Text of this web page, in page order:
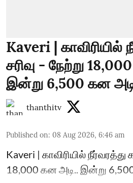
Kaveri | காவிரியில்
சரிவு - நேற்று
இன்று 6,500 கன
thanthitv
Published on: 08 Aug 2026, 6:46 am
Kaveri | காவிரியில் நீர்வரத்து
18,000 கன அடி.. இன்று